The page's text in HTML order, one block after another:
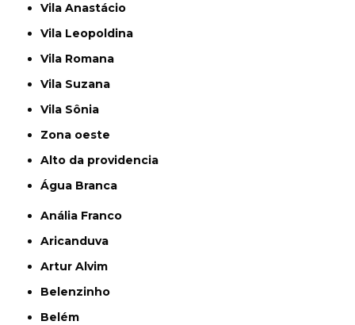
Vila Anastácio
Vila Leopoldina
Vila Romana
Vila Suzana
Vila Sônia
Zona oeste
alto da providencia
Água Branca
Anália Franco
Aricanduva
Artur Alvim
Belenzinho
Belém